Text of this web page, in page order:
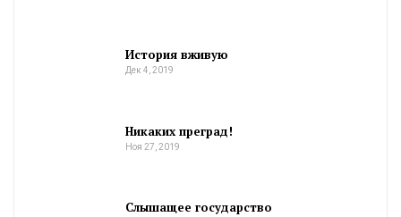
История вживую
Дек 4, 2019
Никаких преград!
Ноя 27, 2019
Слышащее государство